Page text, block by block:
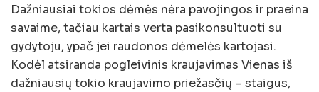
Dažniausiai tokios dėmės nėra pavojingos ir praeina
savaime, tačiau kartais verta pasikonsultuoti su
gydytoju, ypač jei raudonos dėmelės kartojasi.
Kodėl atsiranda pogleivinis kraujavimas Vienas iš
dažniausių tokio kraujavimo priežasčių – staigus,